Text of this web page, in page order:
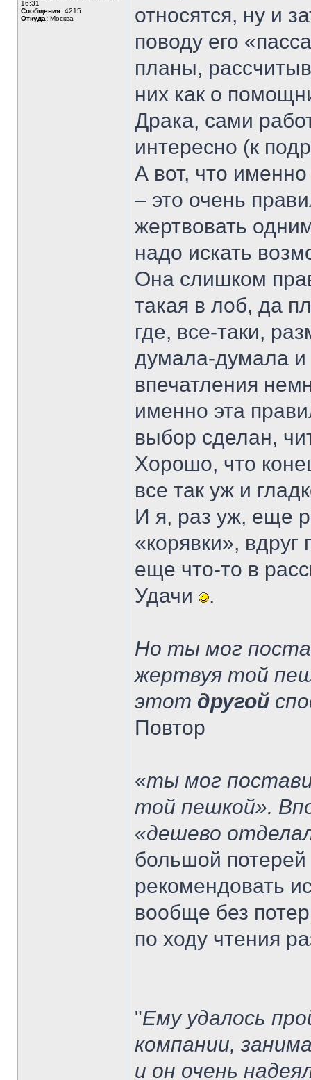
16:31
Сообщения: 4215
Откуда: Москва
относятся, ну и
поводу его
планы,
них как о
Драка, сами
интересно (к
А вот, что
– это очень
жертвовать
надо искать
Она слишком
такая в лоб, да
где, все-таки,
думала-думала
впечатления
именно эта
выбор сделан,
Хорошо, что
все так уж и
И я, раз уж, еще
«корявки», вдруг
еще что-то в
Удачи
.
Но ты мог
жертвуя той
этот другой
Повтор
«ты мог
той пешкой».
«дешево
большой
рекомендовать
вообще без
по ходу чтения
"Ему удалось
компании,
и он очень